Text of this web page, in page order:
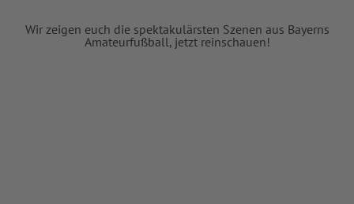
Wir zeigen euch die spektakulärsten Szenen aus Bayerns
Amateurfußball, jetzt reinschauen!